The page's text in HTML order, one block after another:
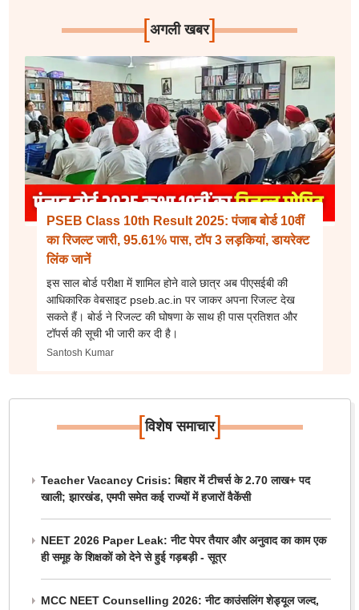
[अगली खबर]
PSEB Class 10th Result 2025: पंजाब बोर्ड 10वीं
का रिजल्ट जारी, 95.61% पास, टॉप 3 लड़कियां, डायरेक्ट
लिंक जानें
इस साल बोर्ड परीक्षा में शामिल होने वाले छात्र अब पीएसईबी की
आधिकारिक वेबसाइट pseb.ac.in पर जाकर अपना रिजल्ट देख
सकते हैं। बोर्ड ने रिजल्ट की घोषणा के साथ ही पास प्रतिशत और
टॉपर्स की सूची भी जारी कर दी है।
Santosh Kumar
[विशेष समाचार]
Teacher Vacancy Crisis: बिहार में टीचर्स के 2.70 लाख+ पद
खाली; झारखंड, एमपी समेत कई राज्यों में हजारों वैकेंसी
NEET 2026 Paper Leak: नीट पेपर तैयार और अनुवाद का काम एक
ही समूह के शिक्षकों को देने से हुई गड़बड़ी - सूत्र
MCC NEET Counselling 2026: नीट काउंसलिंग शेड्यूल जल्द,